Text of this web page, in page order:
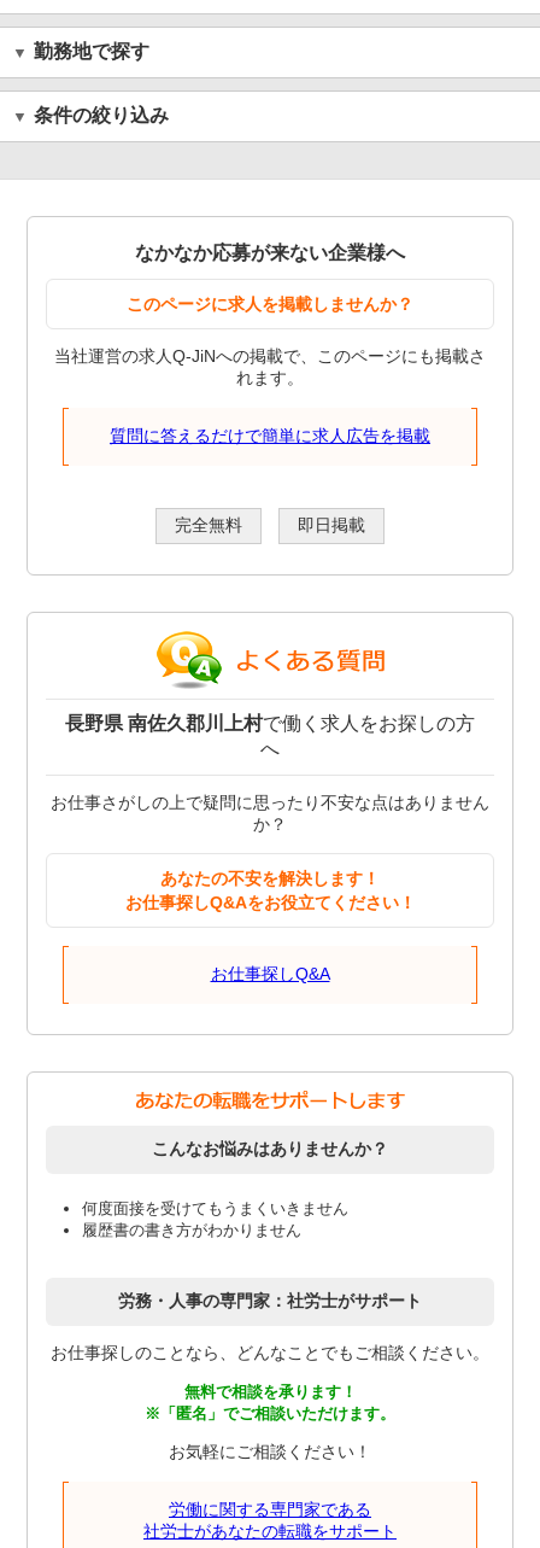
勤務地で探す
条件の絞り込み
なかなか応募が来ない企業様へ
このページに求人を掲載しませんか？
当社運営の求人Q-JiNへの掲載で、このページにも掲載さ
れます。
質問に答えるだけで簡単に求人広告を掲載
完全無料 即日掲載
長野県 南佐久郡川上村で働く求人をお探しの方
へ
お仕事さがしの上で疑問に思ったり不安な点はありません
か？
あなたの不安を解決します！
お仕事探しQ&Aをお役立てください！
お仕事探しQ&A
こんなお悩みはありませんか？
何度面接を受けてもうまくいきません
履歴書の書き方がわかりません
労務・人事の専門家：社労士がサポート
お仕事探しのことなら、どんなことでもご相談ください。
無料で相談を承ります！
※「匿名」でご相談いただけます。
お気軽にご相談ください！
労働に関する専門家である
社労士があなたの転職をサポート